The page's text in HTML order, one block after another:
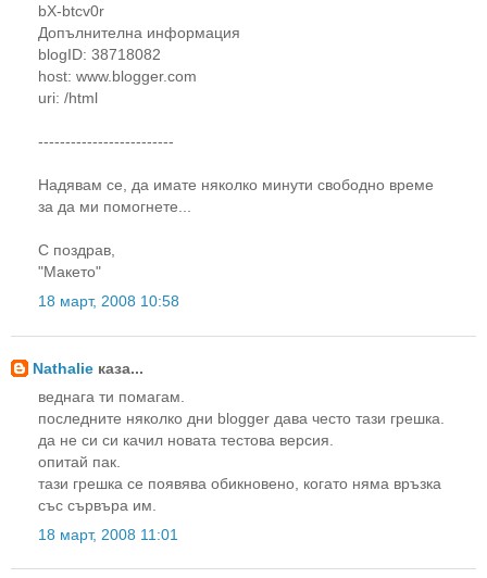
bX-btcv0r
Допълнителна информация
blogID: 38718082
host: www.blogger.com
uri: /html
-------------------------
Надявам се, да имате няколко минути свободно време
за да ми помогнете...
С поздрав,
"Макето"
18 март, 2008 10:58
Nathalie каза...
веднага ти помагам.
последните няколко дни blogger дава често тази грешка.
да не си си качил новата тестова версия.
опитай пак.
тази грешка се появява обикновено, когато няма връзка
със сървъра им.
18 март, 2008 11:01